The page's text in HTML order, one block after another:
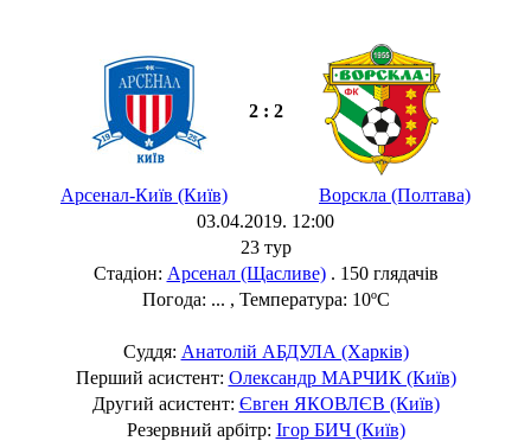
2 : 2
Арсенал-Київ (Київ)
Ворскла (Полтава)
03.04.2019. 12:00
23 тур
Стадіон: Арсенал (Щасливе). 150 глядачів
Погода: ... , Температура: 10ºC
Суддя: Анатолій АБДУЛА (Харків)
Перший асистент: Олександр МАРЧИК (Київ)
Другий асистент: Євген ЯКОВЛЄВ (Київ)
Резервний арбітр: Ігор БИЧ (Київ)